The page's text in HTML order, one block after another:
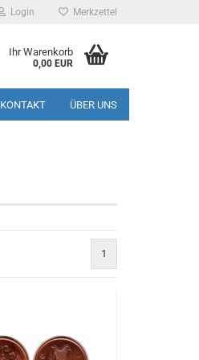
Login Merkzettel
Ihr Warenkorb
0,00 EUR
KONTAKT ÜBER UNS
1